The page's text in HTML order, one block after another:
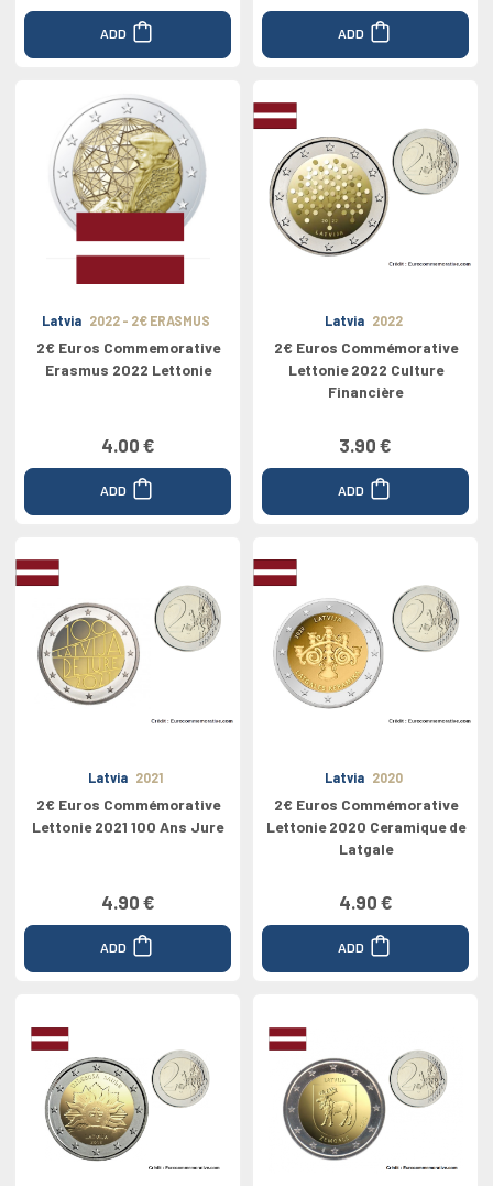
ADD ADD
Latvia 2022 - 2€ ERASMUS
2€ Euros Commemorative
Erasmus 2022 Lettonie
4.00 €
ADD
Latvia 2022
2€ Euros Commémorative
Lettonie 2022 Culture
Financière
3.90 €
ADD
Latvia 2021
2€ Euros Commémorative
Lettonie 2021 100 Ans Jure
4.90 €
ADD
Latvia 2020
2€ Euros Commémorative
Lettonie 2020 Ceramique de
Latgale
4.90 €
ADD